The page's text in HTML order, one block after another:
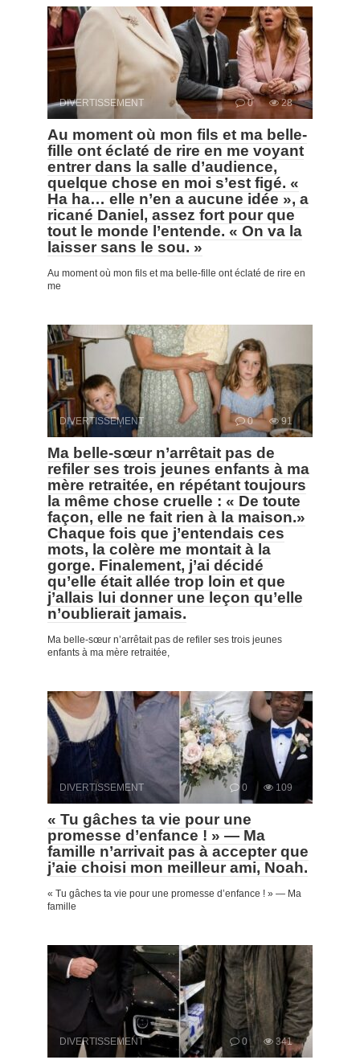
DIVERTISSEMENT 0 28
Au moment où mon fils et ma belle-
fille ont éclaté de rire en me voyant
entrer dans la salle d’audience,
quelque chose en moi s’est figé. «
Ha ha… elle n’en a aucune idée », a
ricané Daniel, assez fort pour que
tout le monde l’entende. « On va la
laisser sans le sou. »
Au moment où mon fils et ma belle-fille ont éclaté de rire en
me
DIVERTISSEMENT 0 91
Ma belle-sœur n’arrêtait pas de
refiler ses trois jeunes enfants à ma
mère retraitée, en répétant toujours
la même chose cruelle : « De toute
façon, elle ne fait rien à la maison.»
Chaque fois que j’entendais ces
mots, la colère me montait à la
gorge. Finalement, j’ai décidé
qu’elle était allée trop loin et que
j’allais lui donner une leçon qu’elle
n’oublierait jamais.
Ma belle-sœur n’arrêtait pas de refiler ses trois jeunes
enfants à ma mère retraitée,
DIVERTISSEMENT 0 109
« Tu gâches ta vie pour une
promesse d’enfance ! » — Ma
famille n’arrivait pas à accepter que
j’aie choisi mon meilleur ami, Noah.
« Tu gâches ta vie pour une promesse d’enfance ! » — Ma
famille
DIVERTISSEMENT 0 341